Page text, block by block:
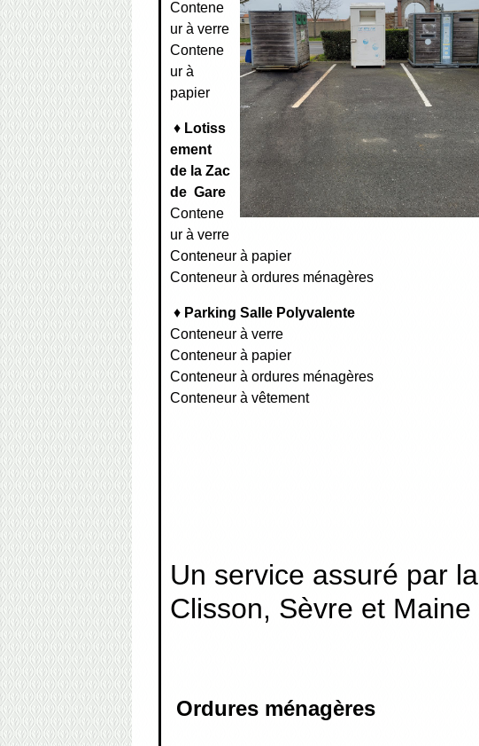
Contene
ur à verre
Contene
ur à
papier
♦ Lotiss
ement
de la Zac
de Gare
Contene
ur à verre
Conteneur à papier
Conteneur à ordures ménagères
♦ Parking Salle Polyvalente
Conteneur à verre
Conteneur à papier
Conteneur à ordures ménagères
Conteneur à vêtement
Un service assuré par
Clisson, Sèvre et Maine
Ordures ménagères